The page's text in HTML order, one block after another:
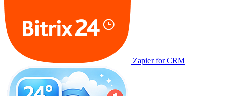
Zapier for CRM